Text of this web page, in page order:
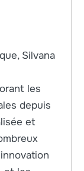
Silvana
les
depuis
et